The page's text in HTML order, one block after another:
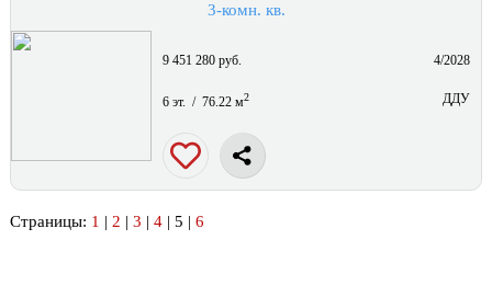
3-комн. кв.
9 451 280 руб. 4/2028
6 эт. / 76.22 м2 ДДУ
Страницы: 1 | 2 | 3 | 4| 5 | 6